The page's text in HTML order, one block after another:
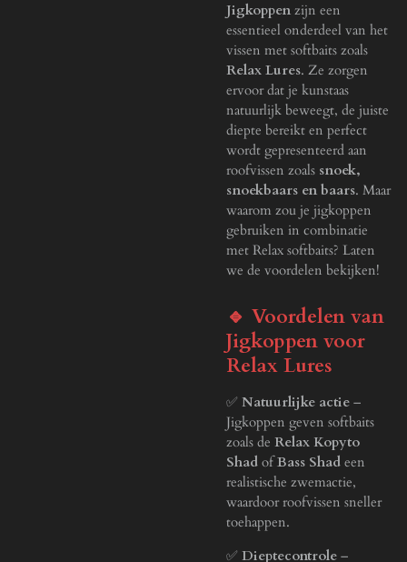
Jigkoppen zijn een
essentieel onderdeel van het
vissen met softbaits zoals
Relax Lures. Ze zorgen
ervoor dat je kunstaas
natuurlijk beweegt, de juiste
diepte bereikt en perfect
wordt gepresenteerd aan
roofvissen zoals snoek,
snoekbaars en baars. Maar
waarom zou je jigkoppen
gebruiken in combinatie
met Relax softbaits? Laten
we de voordelen bekijken!
🔹 Voordelen van
Jigkoppen voor
Relax Lures
✅ Natuurlijke actie –
Jigkoppen geven softbaits
zoals de Relax Kopyto
Shad ofBass Shad een
realistische zwemactie,
waardoor roofvissen sneller
toehappen.
✅ Dieptecontrole –